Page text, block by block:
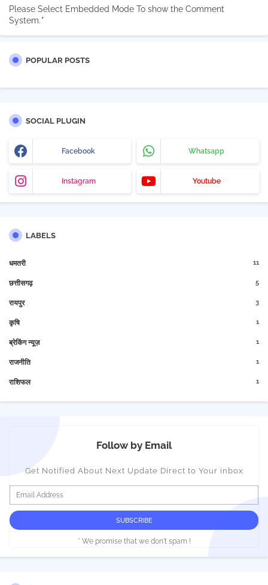
Please Select Embedded Mode To show the Comment
System.*
POPULAR POSTS
SOCIAL PLUGIN
Facebook Whatsapp
Instagram Youtube
LABELS
धमतरी 11
छत्तीसगढ़ 5
रायपुर 3
कृषि 1
ब्रेकिंग न्यूज़ 1
राजनीति 1
राशिफल 1
Follow by Email
Get Notified About Next Update Direct to Your inbox
* We promise that we don't spam !